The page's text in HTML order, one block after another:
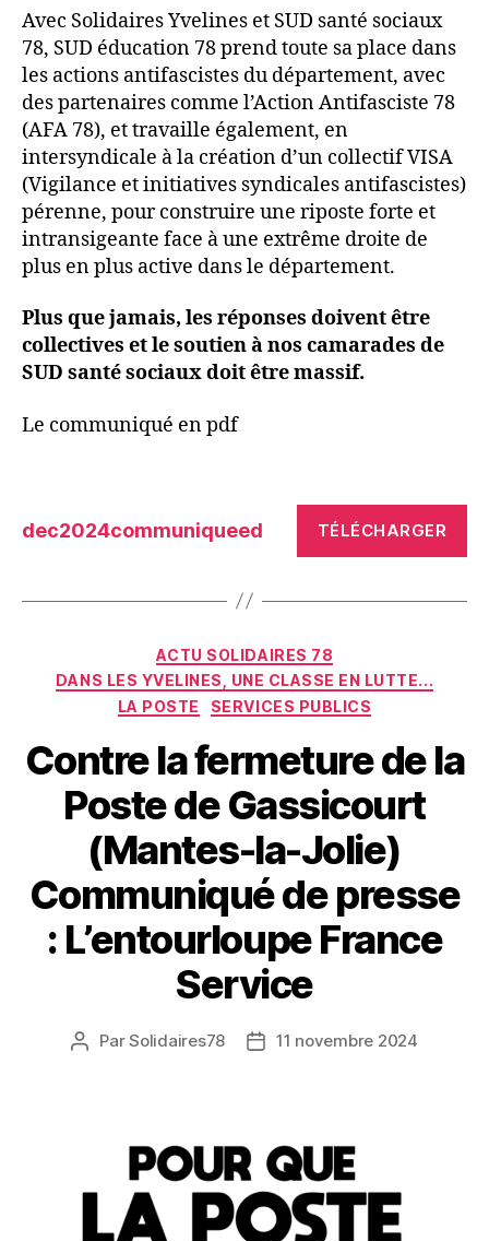
Avec Solidaires Yvelines et SUD santé sociaux
78, SUD éducation 78 prend toute sa place dans
les actions antifascistes du département, avec
des partenaires comme l’Action Antifasciste 78
(AFA 78), et travaille également, en
intersyndicale à la création d’un collectif VISA
(Vigilance et initiatives syndicales antifascistes)
pérenne, pour construire une riposte forte et
intransigeante face à une extrême droite de
plus en plus active dans le département.
Plus que jamais, les réponses doivent être
collectives et le soutien à nos camarades de
SUD santé sociaux doit être massif.
Le communiqué en pdf
dec2024communiqueed TÉLÉCHARGER
Catégories
ACTU SOLIDAIRES 78
DANS LES YVELINES, UNE CLASSE EN LUTTE...
LA POSTE
SERVICES PUBLICS
Contre la fermeture de la
Poste de Gassicourt
(Mantes-la-Jolie)
Communiqué de presse
: L’entourloupe France
Service
Auteur
ParSolidaires78
Date11 novembre 2024